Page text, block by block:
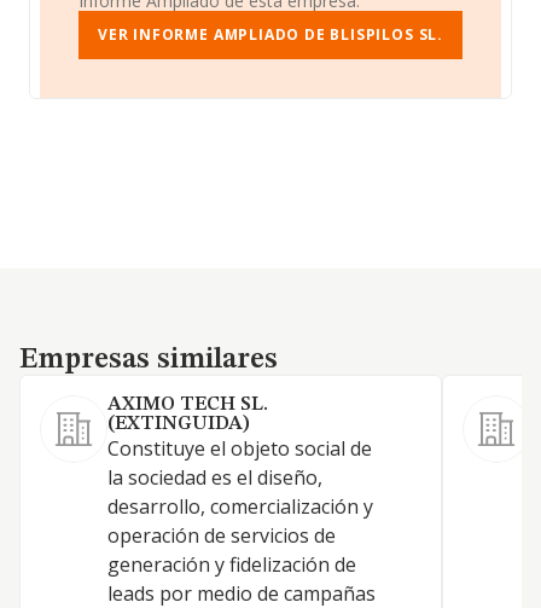
VER INFORME AMPLIADO DE BLISPILOS SL.
Empresas similares
Empresas similares
AXIMO TECH SL.
(EXTINGUIDA)
Constituye el objeto social de
la sociedad es el diseño,
desarrollo, comercialización y
operación de servicios de
generación y fidelización de
leads por medio de campañas